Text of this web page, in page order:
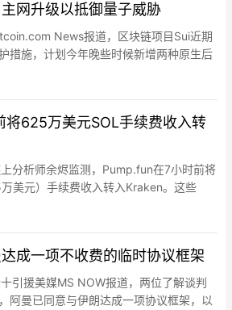
网升级以抵御量子威胁
News报道，区块链项目Sui近期
措施，计划今年晚些时候新增两种原生后
采用ML-DSA-65方案，高价值资产智能
SHA2-128s哈希签名方案，均获美国
成…625万美元SOL手续费收入转
分析师余烬监测，Pump.fun在7小时前将
美元）手续费收入转入Kraken。这些
费收入的50%，即在当前Meme交易冷清
续费收入仍有六七十万美元。
成一项不收费的临时协议框架
引援美媒MS NOW报道，两位了解谈判
阿曼已同意与伊朗达成一项协议框架，以